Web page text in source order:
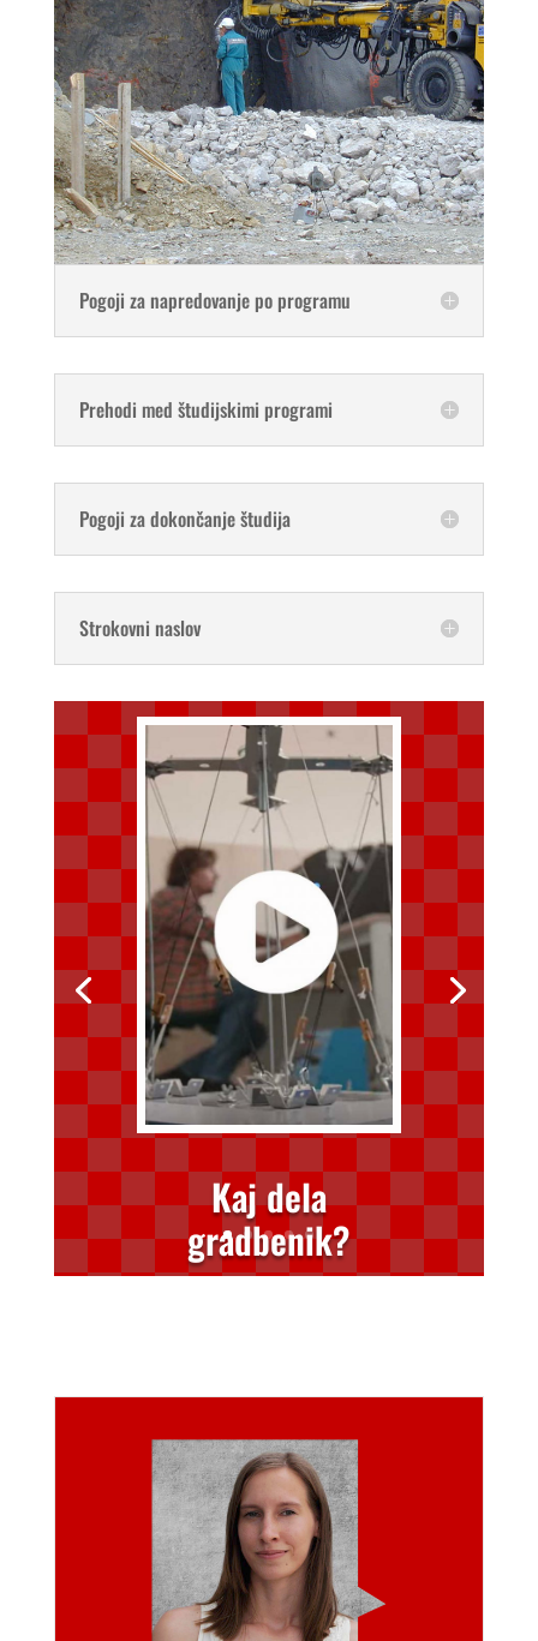
Pogoji za napredovanje po programu
Prehodi med študijskimi programi
Pogoji za dokončanje študija
Strokovni naslov
Kaj dela
gradbenik?